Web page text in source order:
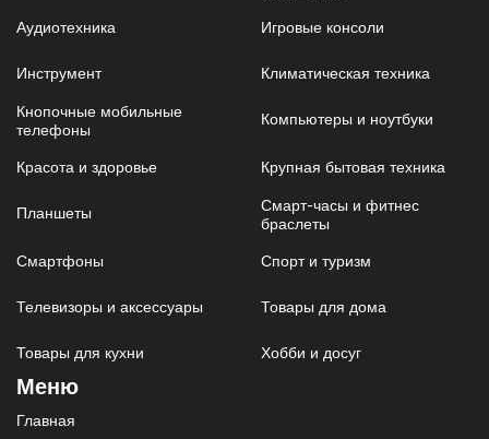
Аудиотехника Игровые консоли
Инструмент Климатическая техника
Кнопочные мобильные
телефоны
Компьютеры и ноутбуки
Красота и здоровье Крупная бытовая техника
Планшеты
Смарт-часы и фитнес
браслеты
Смартфоны Спорт и туризм
Телевизоры и аксессуары Товары для дома
Товары для кухни Хобби и досуг
Меню
Главная